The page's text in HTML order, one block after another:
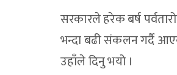
सरकारले हरेक बर्ष
भन्दा बढी संकलन गर्दै
उहाँले दिनु भयो ।